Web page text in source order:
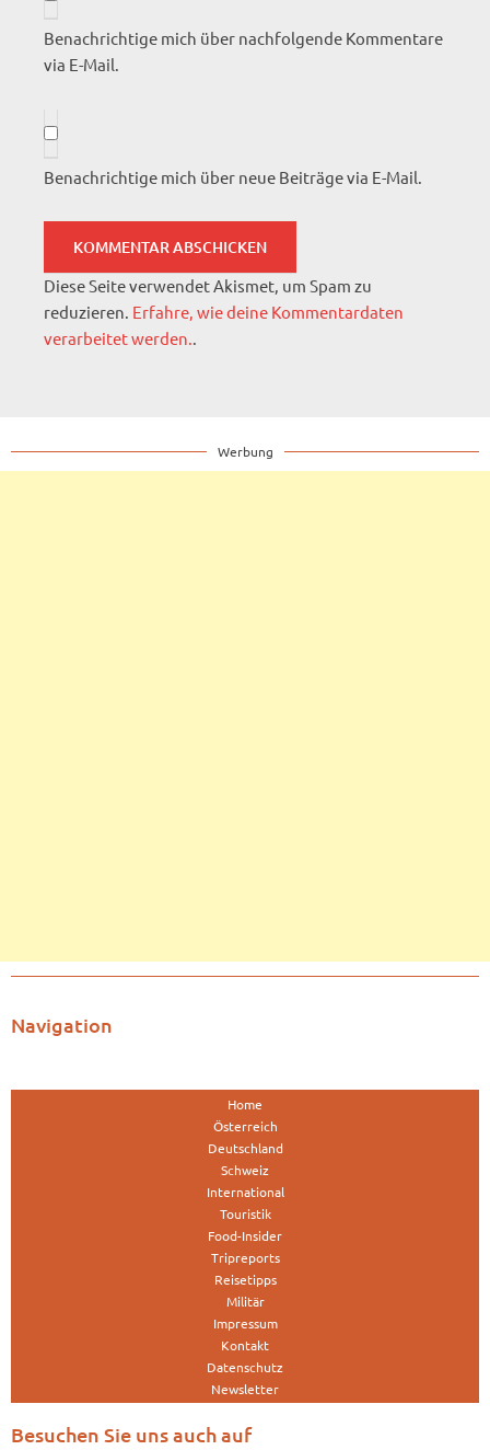
Benachrichtige mich über nachfolgende Kommentare
via E-Mail.
Benachrichtige mich über neue Beiträge via E-Mail.
Diese Seite verwendet Akismet, um Spam zu
reduzieren. Erfahre, wie deine Kommentardaten
verarbeitet werden..
Werbung
Navigation
Home
Österreich
Deutschland
Schweiz
International
Touristik
Food-Insider
Tripreports
Reisetipps
Militär
Impressum
Kontakt
Datenschutz
Newsletter
Besuchen Sie uns auch auf